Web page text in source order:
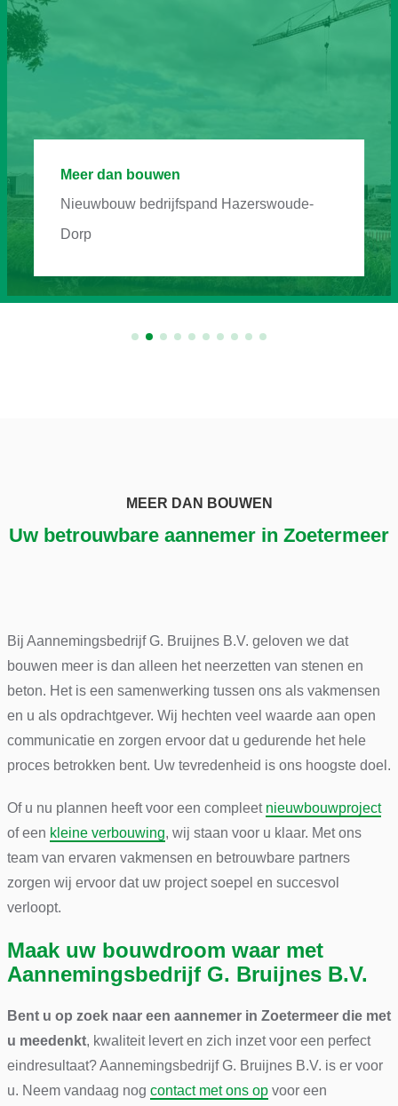
Meer dan bouwen
Nieuwbouw bedrijfspand Hazerswoude-
Dorp
MEER DAN BOUWEN
Uw betrouwbare aannemer in Zoetermeer
Bij Aannemingsbedrijf G. Bruijnes B.V. geloven we dat
bouwen meer is dan alleen het neerzetten van stenen en
beton. Het is een samenwerking tussen ons als vakmensen
en u als opdrachtgever. Wij hechten veel waarde aan open
communicatie en zorgen ervoor dat u gedurende het hele
proces betrokken bent. Uw tevredenheid is ons hoogste doel.
Of u nu plannen heeft voor een compleet nieuwbouwproject
of een kleine verbouwing, wij staan voor u klaar. Met ons
team van ervaren vakmensen en betrouwbare partners
zorgen wij ervoor dat uw project soepel en succesvol
verloopt.
Maak uw bouwdroom waar met
Aannemingsbedrijf G. Bruijnes B.V.
Bent u op zoek naar een aannemer in Zoetermeer die met
u meedenkt, kwaliteit levert en zich inzet voor een perfect
eindresultaat? Aannemingsbedrijf G. Bruijnes B.V. is er voor
u. Neem vandaag nog contact met ons opvoor een